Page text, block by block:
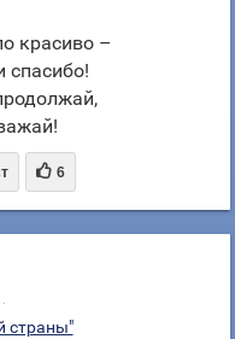
красиво –
спасибо!
 6
страны"